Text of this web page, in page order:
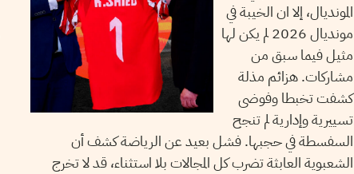
المونديال، إلا ان الخيبة في
مونديال 2026 لم يكن لها
مثيل فيما سبق من
مشاركات. هزائم مذلة
كشفت تخبطا وفوضى
تسييرية وإدارية لم تنجح
السفسطة في حجبها. فشل بعيد عن الرياضة كشف أن
الشعبوية العابثة تضرب كل المجالات بلا استثناء، قد لا تخرج